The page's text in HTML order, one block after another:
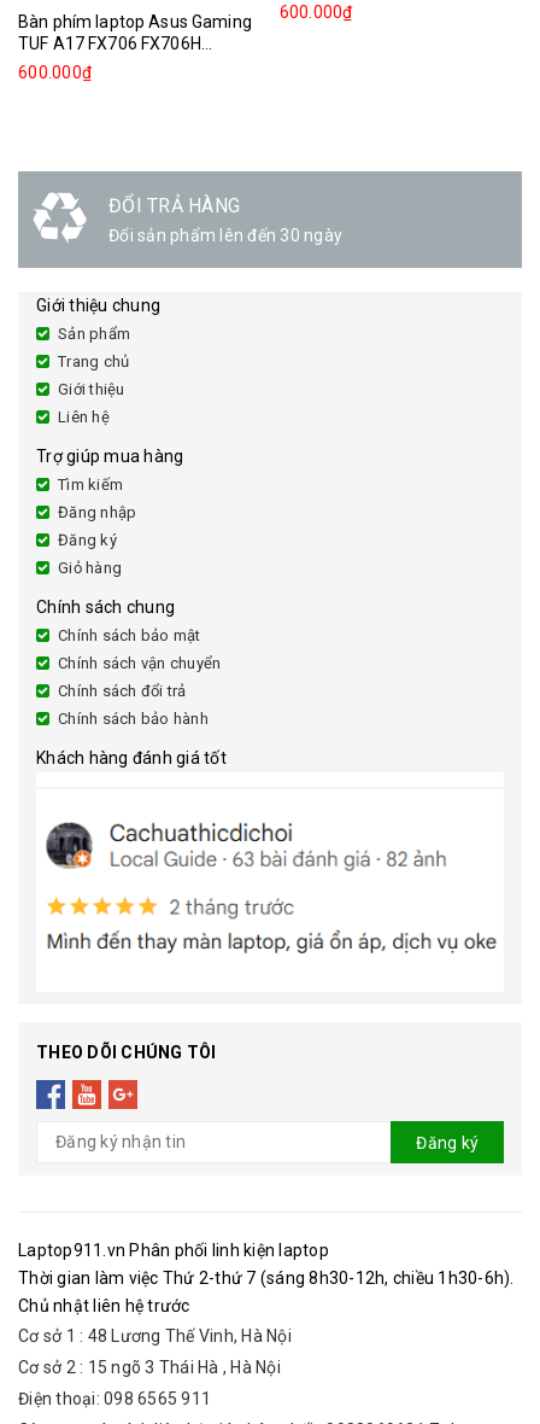
Bàn phím laptop Asus Gaming
TUF A17 FX706 FX706H...
600.000₫
600.000₫
ĐỔI TRẢ HÀNG
Đổi sản phẩm lên đến 30 ngày
Giới thiệu chung
Sản phẩm
Trang chủ
Giới thiệu
Liên hệ
Trợ giúp mua hàng
Tìm kiếm
Đăng nhập
Đăng ký
Giỏ hàng
Chính sách chung
Chính sách bảo mật
Chính sách vận chuyển
Chính sách đổi trả
Chính sách bảo hành
Khách hàng đánh giá tốt
THEO DÕI CHÚNG TÔI
Đăng ký
Laptop911.vn Phân phối linh kiện laptop
Thời gian làm việc Thứ 2-thứ 7 (sáng 8h30-12h, chiều 1h30-6h).
Chủ nhật liên hệ trước
Cơ sở 1 : 48 Lương Thế Vinh, Hà Nội
Cơ sở 2 : 15 ngõ 3 Thái Hà , Hà Nội
Điện thoại: 098 6565 911